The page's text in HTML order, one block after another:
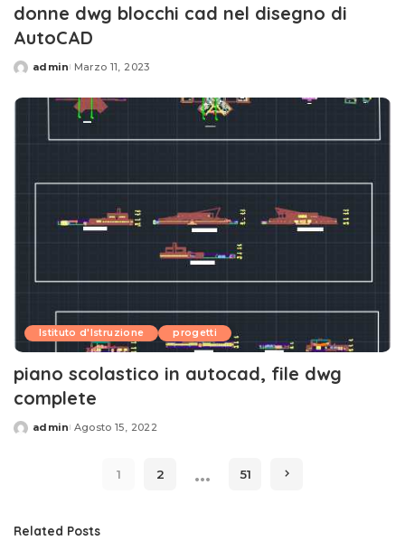
donne dwg blocchi cad nel disegno di
AutoCAD
Posted
admin Marzo 11, 2023
Istituto d'Istruzione progetti
piano scolastico in autocad, file dwg
complete
Posted
admin Agosto 15, 2022
1 2 … 51
Related Posts